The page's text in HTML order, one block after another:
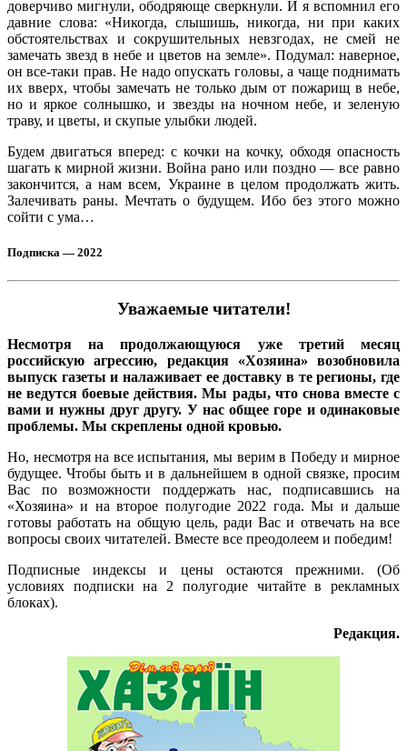
доверчиво мигнули, ободряюще сверкнули. И я вспомнил его
давние слова: «Никогда, слышишь, никогда, ни при каких
обстоятельствах и сокрушительных невзгодах, не смей не
замечать звезд в небе и цветов на земле». Подумал: наверное,
он все-таки прав. Не надо опускать головы, а чаще поднимать
их вверх, чтобы замечать не только дым от пожарищ в небе,
но и яркое солнышко, и звезды на ночном небе, и зеленую
траву, и цветы, и скупые улыбки людей.
Будем двигаться вперед: с кочки на кочку, обходя опасность
шагать к мирной жизни. Война рано или поздно — все равно
закончится, а нам всем, Украине в целом продолжать жить.
Залечивать раны. Мечтать о будущем. Ибо без этого можно
сойти с ума…
Подписка — 2022
Уважаемые читатели!
Несмотря на продолжающуюся уже третий месяц
российскую агрессию, редакция «Хозяина» возобновила
выпуск газеты и налаживает ее доставку в те регионы, где
не ведутся боевые действия. Мы рады, что снова вместе с
вами и нужны друг другу. У нас общее горе и одинаковые
проблемы. Мы скреплены одной кровью.
Но, несмотря на все испытания, мы верим в Победу и мирное
будущее. Чтобы быть и в дальнейшем в одной связке, просим
Вас по возможности поддержать нас, подписавшись на
«Хозяина» и на второе полугодие 2022 года. Мы и дальше
готовы работать на общую цель, ради Вас и отвечать на все
вопросы своих читателей. Вместе все преодолеем и победим!
Подписные индексы и цены остаются прежними. (Об
условиях подписки на 2 полугодие читайте в рекламных
блоках).
Редакция.